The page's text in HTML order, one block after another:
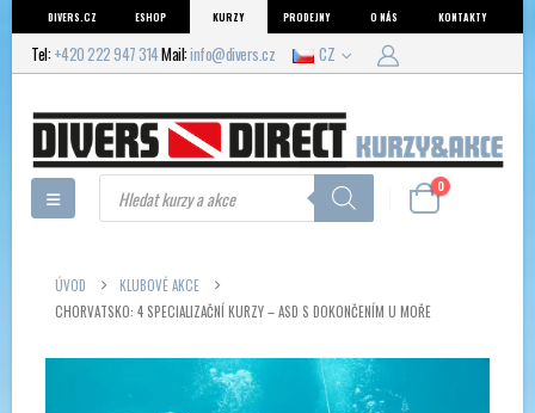
DIVERS.CZ ESHOP KURZY PRODEJNY O NÁS KONTAKTY
Tel: +420 222 947 314Mail:info@divers.cz CZ
Products
search 0
ÚVOD
KLUBOVÉ AKCE
CHORVATSKO: 4 SPECIALIZAČNÍ KURZY – ASD S DOKONČENÍM U MOŘE